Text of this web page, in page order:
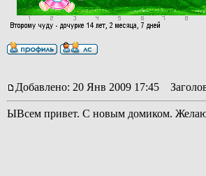
Добавлено: 20 Янв 2009 17:45
ЫВсем привет. С новым домиком. Желаю